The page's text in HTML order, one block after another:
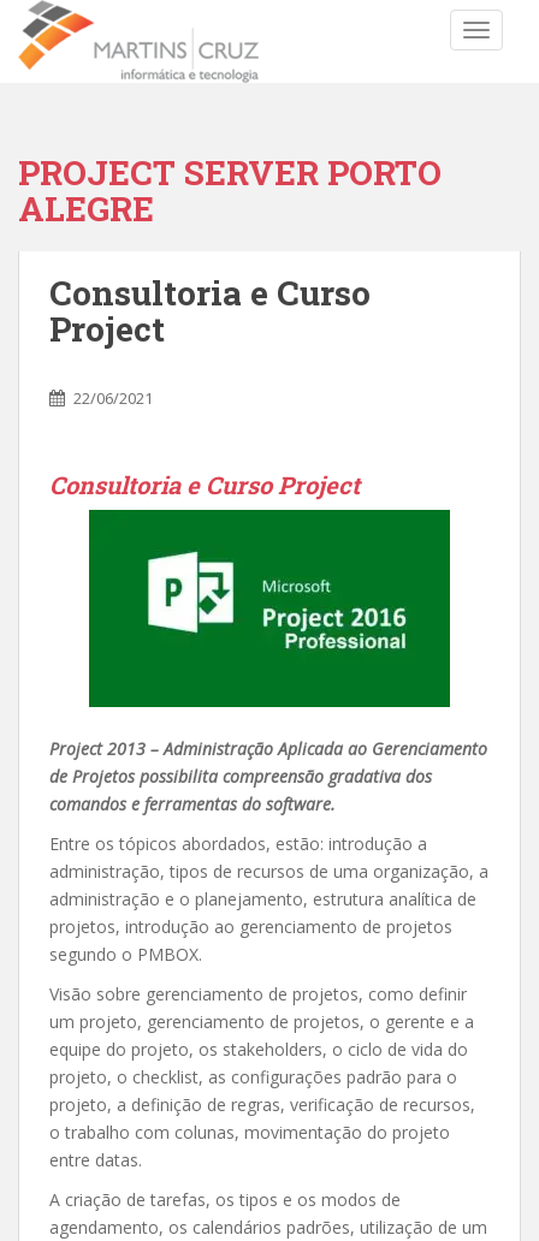
PROJECT SERVER PORTO
ALEGRE
Consultoria e Curso
Project
22/06/2021
Consultoria e Curso Project
Project 2013 – Administração Aplicada ao Gerenciamento
de Projetos possibilita compreensão gradativa dos
comandos e ferramentas do software.
Entre os tópicos abordados, estão: introdução a
administração, tipos de recursos de uma organização, a
administração e o planejamento, estrutura analítica de
projetos, introdução ao gerenciamento de projetos
segundo o PMBOX.
Visão sobre gerenciamento de projetos, como definir
um projeto, gerenciamento de projetos, o gerente e a
equipe do projeto, os stakeholders, o ciclo de vida do
projeto, o checklist, as configurações padrão para o
projeto, a definição de regras, verificação de recursos,
o trabalho com colunas, movimentação do projeto
entre datas.
A criação de tarefas, os tipos e os modos de
agendamento, os calendários padrões, utilização de um